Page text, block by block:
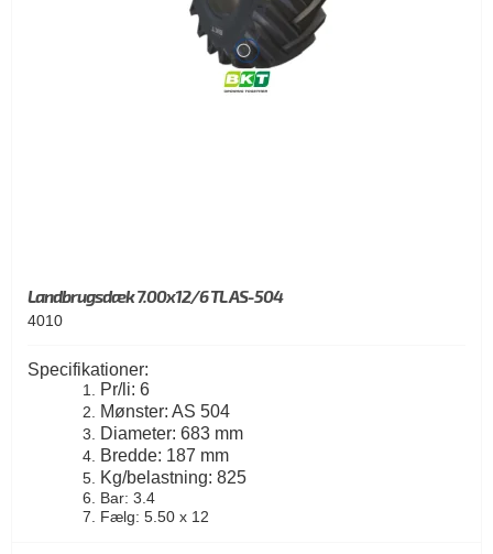
Landbrugsdæk 7.00x12/6 TL AS-504
4010
Specifikationer:
Pr/li: 6
Mønster: AS 504
Diameter: 683 mm
Bredde: 187 mm
Kg/belastning: 825
Bar: 3.4
Fælg: 5.50 x 12